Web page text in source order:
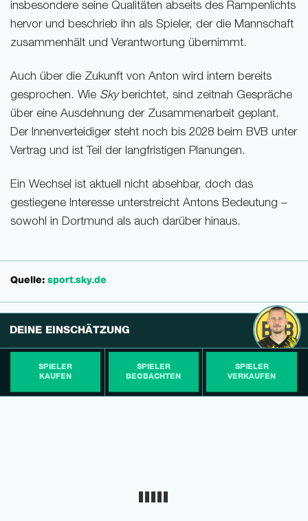
insbesondere seine Qualitäten abseits des Rampenlichts
hervor und beschrieb ihn als Spieler, der die Mannschaft
zusammenhält und Verantwortung übernimmt.
Auch über die Zukunft von Anton wird intern bereits
gesprochen. Wie Skyberichtet, sind zeitnah Gespräche
über eine Ausdehnung der Zusammenarbeit geplant.
Der Innenverteidiger steht noch bis 2028 beim BVB unter
Vertrag und ist Teil der langfristigen Planungen.
Ein Wechsel ist aktuell nicht absehbar, doch das
gestiegene Interesse unterstreicht Antons Bedeutung –
sowohl in Dortmund als auch darüber hinaus.
Quelle: sport.sky.de
DEINE EINSCHÄTZUNG
SPIELER
KAUFEN
SPIELER
BEOBACHTEN
SPIELER
VERKAUFEN